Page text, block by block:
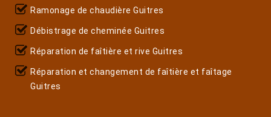
Ramonage de chaudière Guitres
Débistrage de cheminée Guitres
Réparation de faîtière et rive Guitres
Réparation et changement de faîtière et faîtage
Guitres